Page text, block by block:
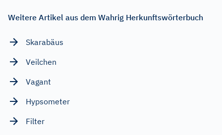
Weitere Artikel aus dem Wahrig Herkunftswörterbuch
Skarabäus
Veilchen
Vagant
Hypsometer
Filter